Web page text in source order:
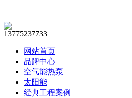
13775237733
网站首页
品牌中心
空气能热泵
太阳能
经典工程案例